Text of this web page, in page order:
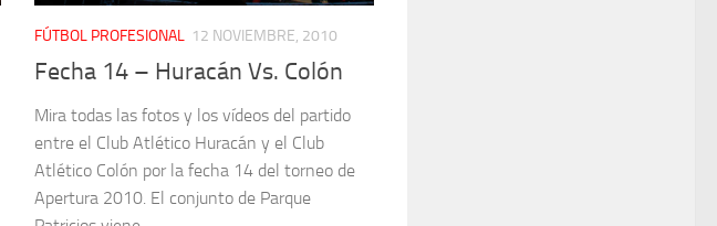
FÚTBOL PROFESIONAL 12 NOVIEMBRE, 2010
Fecha 14 – Huracán Vs. Colón
Mira todas las fotos y los vídeos del partido
entre el Club Atlético Huracán y el Club
Atlético Colón por la fecha 14 del torneo de
Apertura 2010. El conjunto de Parque